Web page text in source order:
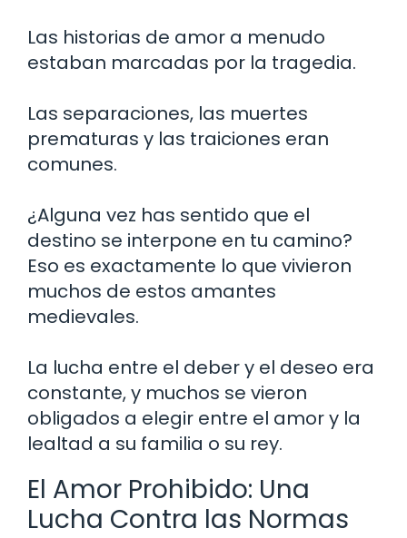
Las historias de amor a menudo
estaban marcadas por la tragedia.
Las separaciones, las muertes
prematuras y las traiciones eran
comunes.
¿Alguna vez has sentido que el
destino se interpone en tu camino?
Eso es exactamente lo que vivieron
muchos de estos amantes
medievales.
La lucha entre el deber y el deseo era
constante, y muchos se vieron
obligados a elegir entre el amor y la
lealtad a su familia o su rey.
El Amor Prohibido: Una
Lucha Contra las Normas